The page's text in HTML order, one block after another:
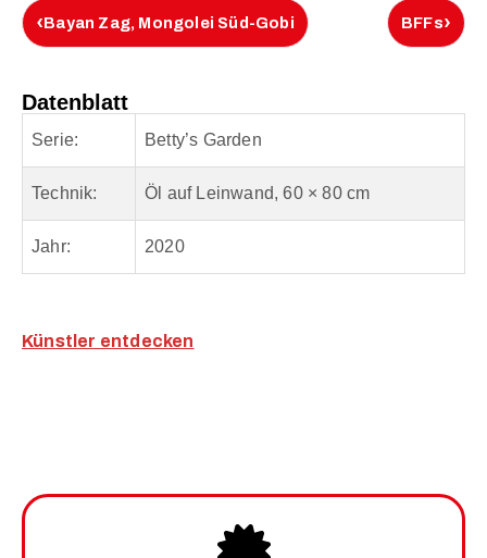
‹Bayan Zag, Mongolei Süd-Gobi BFFs›
Datenblatt
Serie: Betty’s Garden
Technik: Öl auf Leinwand, 60 × 80 cm
Jahr: 2020
Künstler entdecken